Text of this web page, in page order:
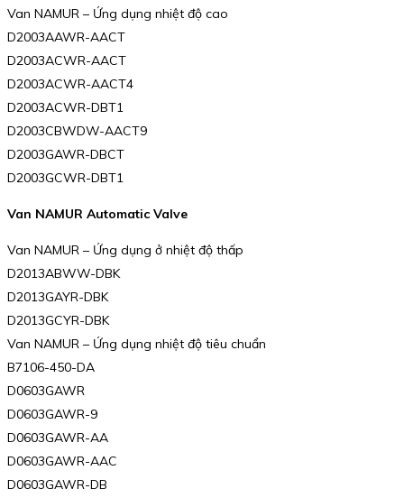
Van NAMUR – Ứng dụng nhiệt độ cao
D2003AAWR-AACT
D2003ACWR-AACT
D2003ACWR-AACT4
D2003ACWR-DBT1
D2003CBWDW-AACT9
D2003GAWR-DBCT
D2003GCWR-DBT1
Van NAMUR Automatic Valve
Van NAMUR – Ứng dụng ở nhiệt độ thấp
D2013ABWW-DBK
D2013GAYR-DBK
D2013GCYR-DBK
Van NAMUR – Ứng dụng nhiệt độ tiêu chuẩn
B7106-450-DA
D0603GAWR
D0603GAWR-9
D0603GAWR-AA
D0603GAWR-AAC
D0603GAWR-DB